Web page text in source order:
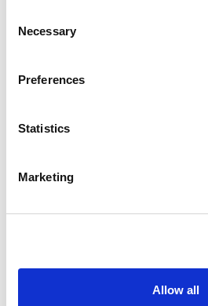
Selection
Necessary
Preferences
Statistics
Marketing
Allow all
4 mm-es kiváló minőségű
Intenzív használatra tervezték
Könnyen használható